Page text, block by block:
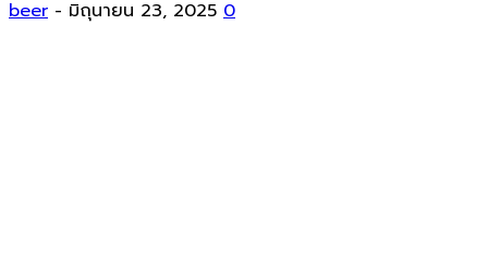
beer - มิถุนายน 23, 2025 0